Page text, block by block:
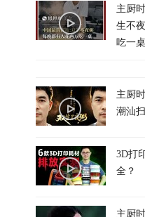
主厨
生不
吃一桌
主厨
潮汕
3D打
全？
主厨